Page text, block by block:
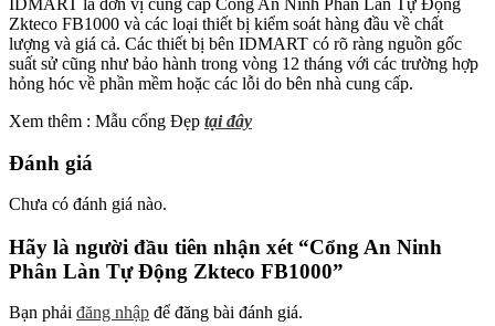
Zkteco FB1000 và các loại thiết bị kiểm soát hàng đầu về chất
lượng và giá cả. Các thiết bị bên IDMART có rõ ràng nguồn gốc
suất sử cũng như bảo hành trong vòng 12 tháng với các trường hợp
hỏng hóc về phần mềm hoặc các lỗi do bên nhà cung cấp.
Xem thêm : Mẫu cổng Đẹp tại đây
Đánh giá
Chưa có đánh giá nào.
Hãy là người đầu tiên nhận xét “Cổng An Ninh
Phân Làn Tự Động Zkteco FB1000”
Bạn phải đăng nhập để đăng bài đánh giá.